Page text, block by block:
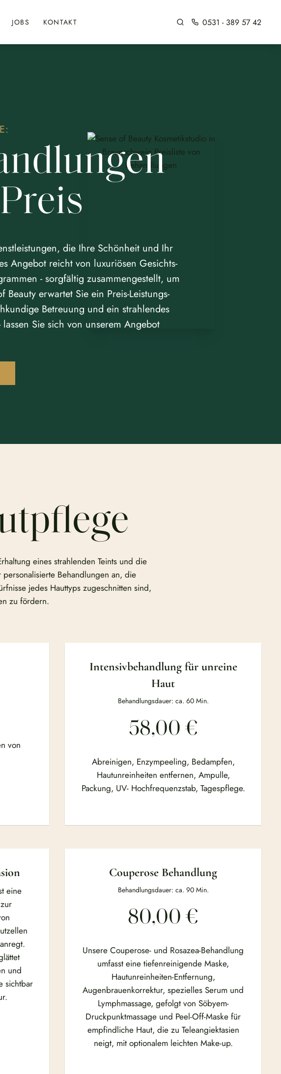
JOBS KONTAKT 0531 - 389 57 42
die Ihre Schönheit und Ihr
Angebot reicht von luxuriösen Gesichts-
- sorgfältig zusammengestellt, um
erwartet Sie ein Preis-Leistungs-
Betreuung und ein strahlendes
Sie sich von unserem Angebot
eines strahlenden Teints und die
Behandlungen an, die
jedes Hauttyps zugeschnitten sind,
zu fördern.
von
Intensivbehandlung für unreine
Haut
Behandlungsdauer: ca. 60 Min.
58,00 €
Abreinigen, Enzympeeling, Bedampfen,
Hautunreinheiten entfernen, Ampulle,
Packung, UV- Hochfrequenzstab, Tagespflege.
eine
und
sichtbar
Couperose Behandlung
Behandlungsdauer: ca. 90 Min.
80,00 €
Unsere Couperose- und Rosazea-Behandlung
umfasst eine tiefenreinigende Maske,
Hautunreinheiten-Entfernung,
Augenbrauenkorrektur, spezielles Serum und
Lymphmassage, gefolgt von Söbyem-
Druckpunktmassage und Peel-Off-Maske für
empfindliche Haut, die zu Teleangiektasien
neigt, mit optionalem leichten Make-up.